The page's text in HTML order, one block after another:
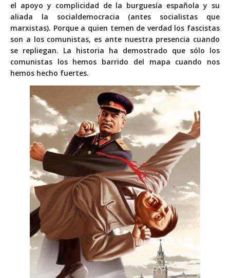
el apoyo y complicidad de la burguesía española y su
aliada la socialdemocracia (antes socialistas que
marxistas). Porque a quien temen de verdad los fascistas
son a los comunistas, es ante nuestra presencia cuando
se repliegan. La historia ha demostrado que sólo los
comunistas los hemos barrido del mapa cuando nos
hemos hecho fuertes.